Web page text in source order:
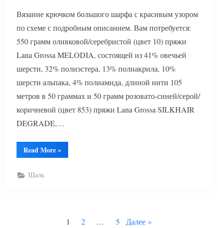
Вязание крючком большого шарфа с красивым узором
по схеме с подробным описанием. Вам потребуется:
550 грамм оливковой/серебристой (цвет 10) пряжи
Lana Grossa MELODIA, состоящей из 41% овечьей
шерсти, 32% полиэстера, 13% полиакрила, 10%
шерсти альпака, 4% полиамида, длиной нити 105
метров в 50 граммах и 50 грамм розовато-синей/серой/
коричневой (цвет 853) пряжи Lana Grossa SILKHAIR
DEGRADE,…
Read More“Красивый
шарф
»
Шаль
1 2 … 5 Далее